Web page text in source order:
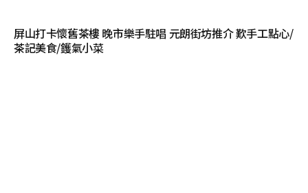
屏山打卡懷舊茶樓 晚市樂手駐唱 元朗街坊推介 歎手工點心/
茶記美食/鑊氣小菜